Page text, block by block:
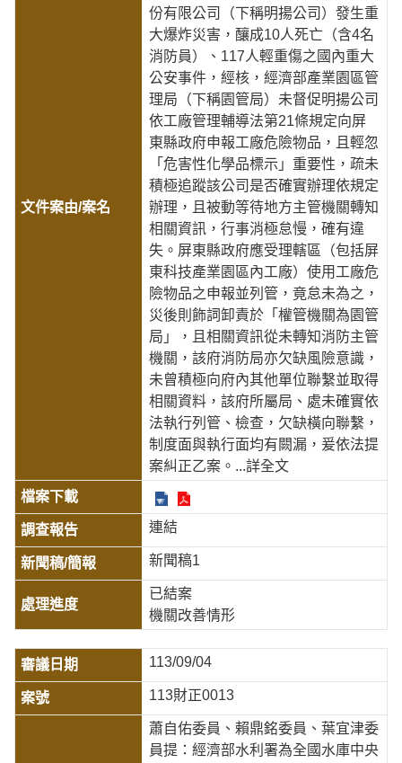
份有限公司（下稱明揚公司）發生重
大爆炸災害，釀成10人死亡（含4名
消防員）、117人輕重傷之國內重大
公安事件，經核，經濟部產業園區管
理局（下稱園管局）未督促明揚公司
依工廠管理輔導法第21條規定向屏
東縣政府申報工廠危險物品，且輕忽
「危害性化學品標示」重要性，疏未
積極追蹤該公司是否確實辦理依規定
辦理，且被動等待地方主管機關轉知
相關資訊，行事消極怠慢，確有違
失。屏東縣政府應受理轄區（包括屏
東科技產業園區內工廠）使用工廠危
險物品之申報並列管，竟怠未為之，
災後則飾詞卸責於「權管機關為園管
局」，且相關資訊從未轉知消防主管
機關，該府消防局亦欠缺風險意識，
未曾積極向府內其他單位聯繫並取得
相關資料，該府所屬局、處未確實依
法執行列管、檢查，欠缺橫向聯繫，
制度面與執行面均有闕漏，爰依法提
案糾正乙案。 ...詳全文
連結
新聞稿1
已結案
機關改善情形
113/09/04
113財正0013
蕭自佑委員、賴鼎銘委員、葉宜津委
員提：經濟部水利署為全國水庫中央